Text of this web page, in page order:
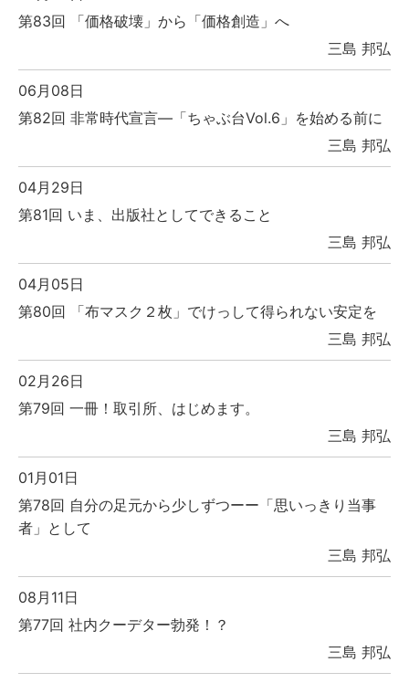
第83回 「価格破壊」から「価格創造」へ
三島 邦弘
06月08日
第82回 非常時代宣言―「ちゃぶ台Vol.6」を始める前に
三島 邦弘
04月29日
第81回 いま、出版社としてできること
三島 邦弘
04月05日
第80回 「布マスク２枚」でけっして得られない安定を
三島 邦弘
02月26日
第79回 一冊！取引所、はじめます。
三島 邦弘
01月01日
第78回 自分の足元から少しずつーー「思いっきり当事
者」として
三島 邦弘
08月11日
第77回 社内クーデター勃発！？
三島 邦弘